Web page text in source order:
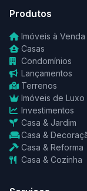
Produtos
Imóveis à Venda
Casas
Condomínios
Lançamentos
Terrenos
Imóveis de Luxo
Investimentos
Casa & Jardim
Casa &
Casa & Reforma
Casa & Cozinha